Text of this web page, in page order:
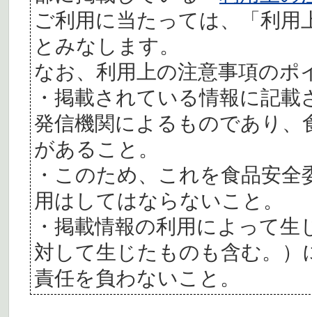
ご利用に当たっては、「利
とみなします。
なお、利用上の注意事項の
・掲載されている情報に記
発信機関によるものであり、
があること。
・このため、これを食品安
用はしてはならないこと。
・掲載情報の利用によって
対して生じたものも含む。
責任を負わないこと。